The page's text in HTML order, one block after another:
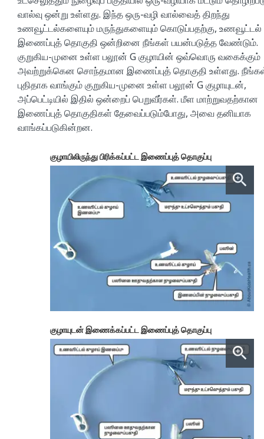
வால்வு ஒன்று உள்ளது. இந்த ஒரு-வழி வால்வைத் திறந்து
உணவூட்டல்களையும் மருந்துகளையும் கொடுப்பதற்கு, உணவூட்டல்
இணைப்புத் தொகுதி ஒன்றினை நீங்கள் பயன்படுத்த வேண்டும்.
குறுகிய-முனை உள்ள பலூன் G குழாயின் ஒவ்வொரு வகைக்கும்
அவற்றுக்கென சொந்தமான இணைப்புத் தொகுதி உள்ளது.
புதிதாக வாங்கும் குறுகிய-முனை உள்ள பலூன் G குழாயுடன்,
அப்பெட்டியில் இதில் ஒன்றைப் பெறுவீர்கள். மீள மாற்றுவதற்கான
இணைப்புத் தொகுதிகள் தேவைப்படும்போது, அவை தனியாக
வாங்கப்படுகின்றன.
குழாயிலிருந்து பிரிக்கப்பட்ட இணைப்புத் தொகுப்பு
குழாயுடன் இணைக்கப்பட்ட இணைப்புத் தொகுப்பு